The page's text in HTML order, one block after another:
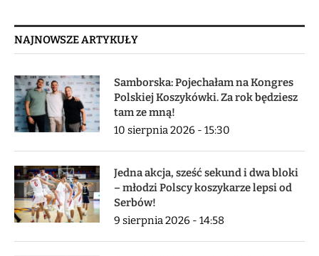
NAJNOWSZE ARTYKUŁY
Samborska: Pojechałam na Kongres
Polskiej Koszykówki. Za rok będziesz
tam ze mną!
10 sierpnia 2026 - 15:30
Jedna akcja, sześć sekund i dwa bloki
– młodzi Polscy koszykarze lepsi od
Serbów!
9 sierpnia 2026 - 14:58